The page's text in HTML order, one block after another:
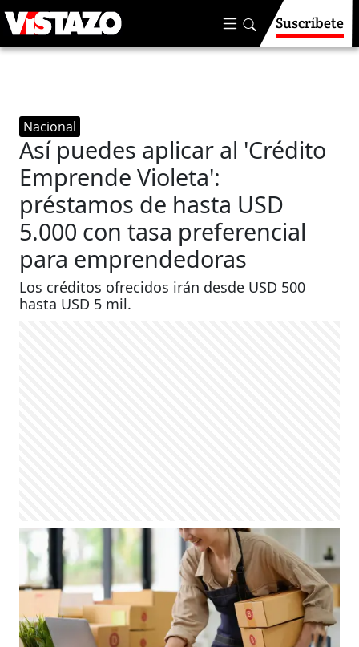
Suscríbete
Nacional
Así puedes aplicar al 'Crédito
Emprende Violeta':
préstamos de hasta USD
5.000 con tasa preferencial
para emprendedoras
Los créditos ofrecidos irán desde USD 500
hasta USD 5 mil.